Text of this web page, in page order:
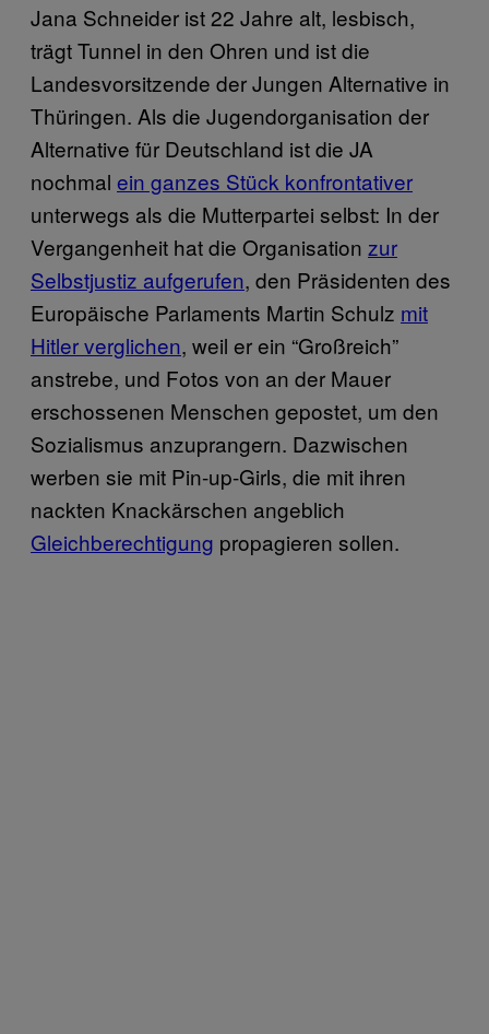
Jana Schneider ist 22 Jahre alt, lesbisch,
trägt Tunnel in den Ohren und ist die
Landesvorsitzende der Jungen Alternative in
Thüringen. Als die Jugendorganisation der
Alternative für Deutschland ist die JA
nochmal ein ganzes Stück konfrontativer
unterwegs als die Mutterpartei selbst: In der
Vergangenheit hat die Organisation zur
Selbstjustiz aufgerufen, den Präsidenten des
Europäische Parlaments Martin Schulz mit
Hitler verglichen, weil er ein “Großreich”
anstrebe, und Fotos von an der Mauer
erschossenen Menschen gepostet, um den
Sozialismus anzuprangern. Dazwischen
werben sie mit Pin-up-Girls, die mit ihren
nackten Knackärschen angeblich
Gleichberechtigung propagieren sollen.